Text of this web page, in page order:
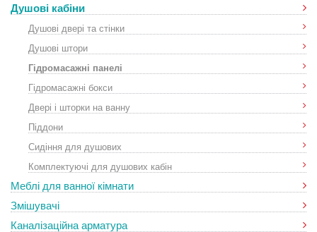
Душові кабіни
Душові двері та стінки
Душові штори
Гідромасажні панелі
Гідромасажні бокси
Двері і шторки на ванну
Піддони
Сидіння для душових
Комплектуючі для душових кабін
Меблі для ванної кімнати
Змішувачі
Каналізаційна арматура